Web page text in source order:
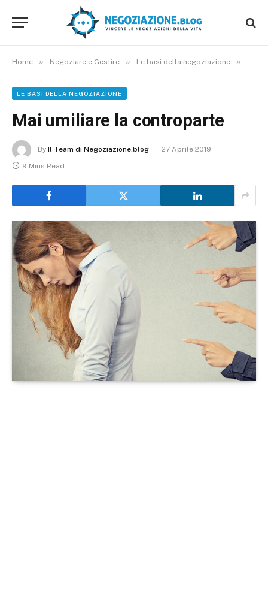
Home » Negoziare e Gestire » Le basi della negoziazione »
LE BASI DELLA NEGOZIAZIONE
Mai umiliare la controparte
By Il Team di Negoziazione.blog
27 Aprile 2019
9 Mins Read